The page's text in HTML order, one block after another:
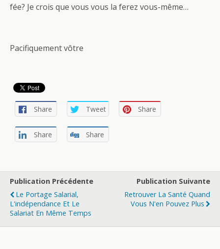
fée? Je crois que vous vous la ferez vous-même…
Pacifiquement vôtre
Share Tweet Share
Share Share
Publication Précédente
Le Portage Salarial,
L'indépendance Et Le
Salariat En Même Temps
Publication Suivante
Retrouver La Santé Quand
Vous N'en Pouvez Plus